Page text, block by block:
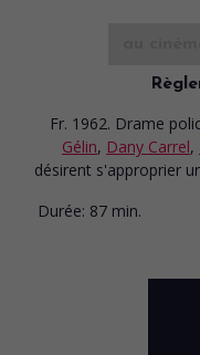
Fr. 1962. Drame
Gélin, Dany Carrel,
désirent s'approprier
Durée: 87 min.